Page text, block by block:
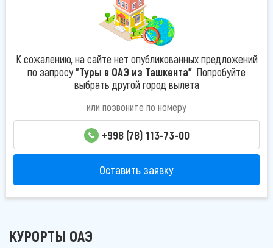
К сожалению, на сайте нет опубликованных предложений
по запросу"Туры в ОАЭ из Ташкента". Попробуйте
выбрать другой город вылета
или позвоните по номеру
+998 (78) 113-73-00
Оставить заявку
КУРОРТЫ ОАЭ